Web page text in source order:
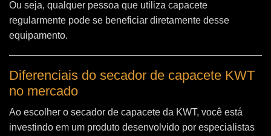
Ou seja, qualquer pessoa que utiliza capacete
regularmente pode se beneficiar diretamente desse
equipamento.
Diferenciais do secador de capacete KWT
no mercado
Ao escolher o secador de capacete da KWT, você está
investindo em um produto desenvolvido por especialistas